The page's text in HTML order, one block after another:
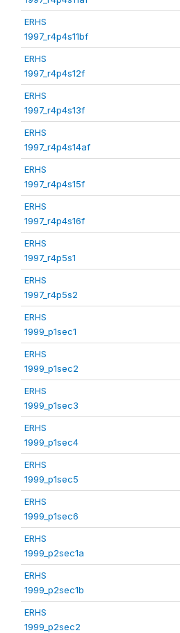
ERHS
1997_r4p4s11bf
ERHS
1997_r4p4s12f
ERHS
1997_r4p4s13f
ERHS
1997_r4p4s14af
ERHS
1997_r4p4s15f
ERHS
1997_r4p4s16f
ERHS
1997_r4p5s1
ERHS
1997_r4p5s2
ERHS
1999_p1sec1
ERHS
1999_p1sec2
ERHS
1999_p1sec3
ERHS
1999_p1sec4
ERHS
1999_p1sec5
ERHS
1999_p1sec6
ERHS
1999_p2sec1a
ERHS
1999_p2sec1b
ERHS
1999_p2sec2